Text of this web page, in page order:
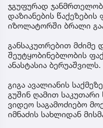
ჯგუფურად
დაზიანების წაქეზების
იზოლატორში ბრალი
განსაკუთრებით მძიმე
შეუტყობინებლობის
ანასტასია ბერუაშვილს.
გიგა ავალიანის
გუშინ ღამით საკუთარი
ვიდეო საგამოძიებო
იმნაძის სახლიდან